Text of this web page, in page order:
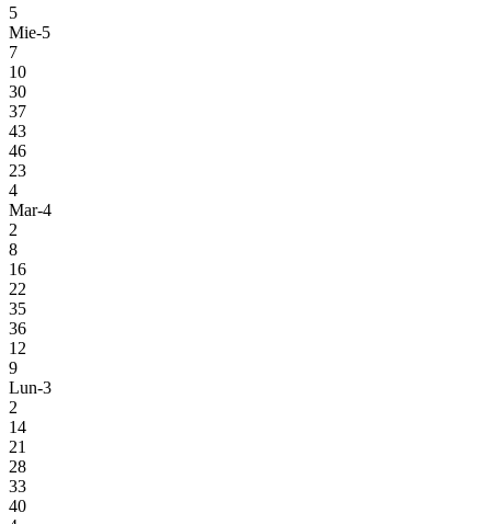
5
Mie-5
7
10
30
37
43
46
23
4
Mar-4
2
8
16
22
35
36
12
9
Lun-3
2
14
21
28
33
40